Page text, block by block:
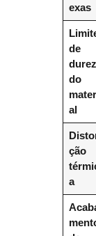
exas
de
do
al
ção
a